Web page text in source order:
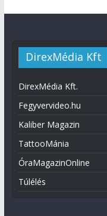
DirexMédia Kft
DirexMédia Kft.
Fegyvervideo.hu
Kaliber Magazin
TattooMánia
ÓraMagazinOnline
Túlélés